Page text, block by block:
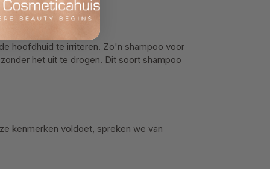
hoofdhuid te irriteren. Zo'n shampoo voor
het uit te drogen. Dit soort shampoo
kenmerken voldoet, spreken we van